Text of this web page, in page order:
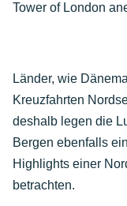
Tower of London
Länder, wie
Kreuzfahrten
deshalb legen die
Bergen ebenfalls
Highlights einer
betrachten.